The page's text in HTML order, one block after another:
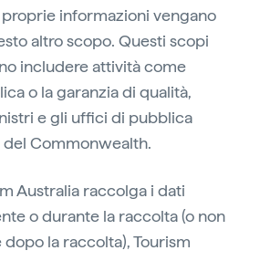
informazioni vengano
altro scopo. Questi scopi
includere attività come
o la garanzia di qualità,
e gli uffici di pubblica
Commonwealth.
Australia raccolga i dati
o durante la raccolta (o non
la raccolta), Tourism